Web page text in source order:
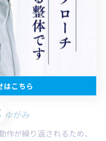
瞬間的な強い負担がか
動性を高める施術やア
性向上のためには、ス
常的に取り入れること
ゆがみ
が繰り返されるため、
こちら
はこちら